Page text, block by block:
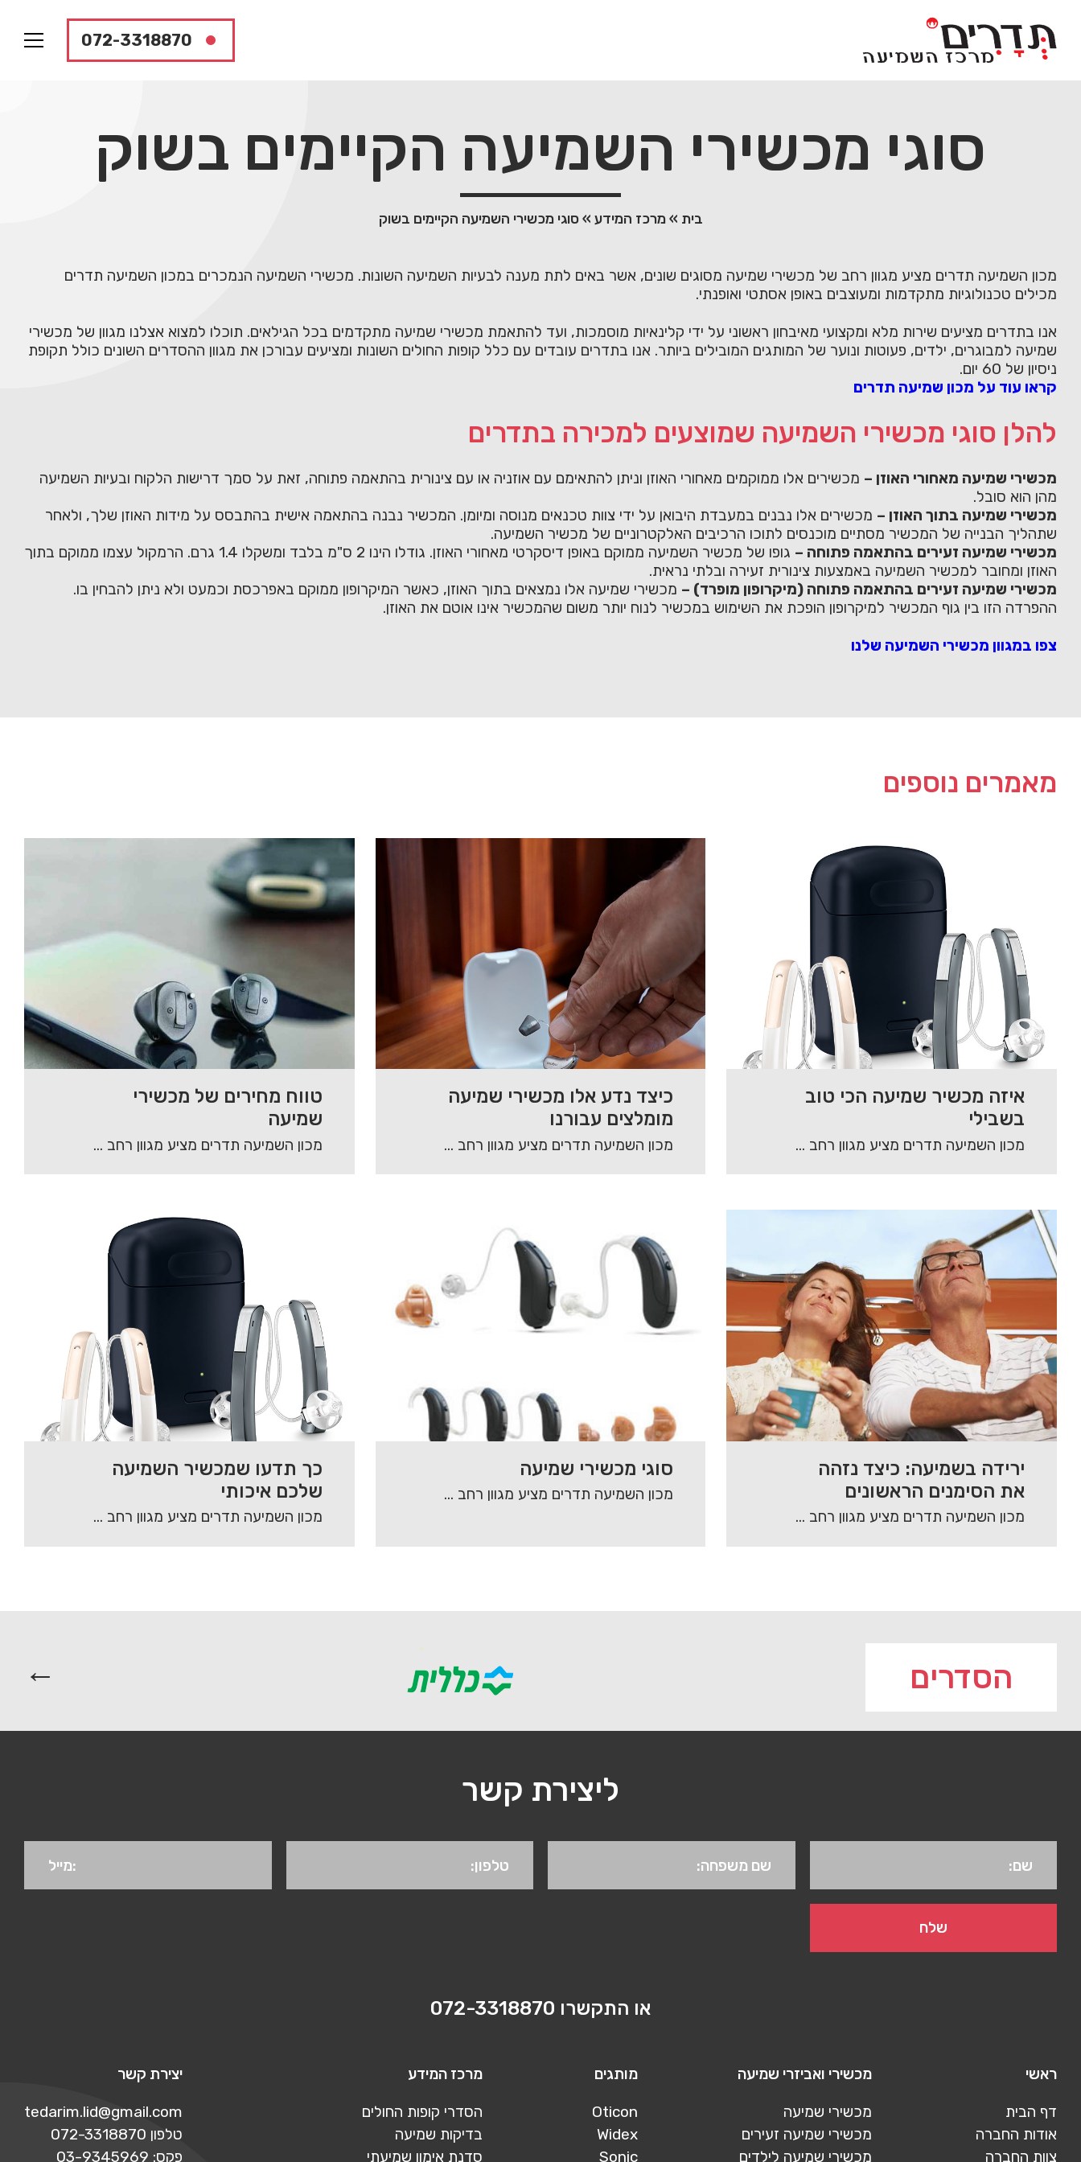
content
072-3318870
סוגי מכשירי השמיעה הקיימים בשוק
בית »מרכז המידע »סוגי מכשירי השמיעה הקיימים בשוק
מכון השמיעה תדרים מציע מגוון רחב של מכשירי שמיעה מסוגים שונים, אשר באים לתת מענה לבעיות השמיעה השונות. מכשירי השמיעה הנמכרים במכון השמיעה תדרים
מכילים טכנולוגיות מתקדמות ומעוצבים באופן אסתטי ואופנתי.
אנו בתדרים מציעים שירות מלא ומקצועי מאיבחון ראשוני על ידי קלינאיות מוסמכות, ועד להתאמת מכשירי שמיעה מתקדמים בכל הגילאים. תוכלו למצוא אצלנו מגוון של מכשירי
שמיעה למבוגרים, ילדים, פעוטות ונוער של המותגים המובילים ביותר. אנו בתדרים עובדים עם כלל קופות החולים השונות ומציעים עבורכן את מגוון ההסדרים השונים כולל תקופת
ניסיון של 60 יום.
קראו עוד על מכון שמיעה תדרים
להלן סוגי מכשירי השמיעה שמוצעים למכירה בתדרים
מכשירי שמיעה מאחורי האוזן – מכשירים אלו ממוקמים מאחורי האוזן וניתן להתאימם עם אוזניה או עם צינורית בהתאמה פתוחה, זאת על סמך דרישות הלקוח ובעיות השמיעה
מהן הוא סובל.
מכשירי שמיעה בתוך האוזן – מכשירים אלו נבנים במעבדת היבואן על ידי צוות טכנאים מנוסה ומיומן. המכשיר נבנה בהתאמה אישית בהתבסס על מידות האוזן שלך, ולאחר
שתהליך הבנייה של המכשיר מסתיים מוכנסים לתוכו הרכיבים האלקטרוניים של מכשיר השמיעה.
מכשירי שמיעה זעירים בהתאמה פתוחה –
גופו של מכשיר השמיעה ממוקם באופן דיסקרטי מאחורי האוזן. גודלו הינו 2 ס"מ בלבד ומשקלו 1.4 גרם. הרמקול עצמו ממוקם בתוך
האוזן ומחובר למכשיר השמיעה באמצעות צינורית זעירה ובלתי נראית.
מכשירי שמיעה זעירים בהתאמה פתוחה (מיקרופון מופרד) – מכשירי שמיעה אלו נמצאים בתוך האוזן, כאשר המיקרופון ממוקם באפרכסת וכמעט ולא ניתן להבחין בו.
ההפרדה הזו בין גוף המכשיר למיקרופון הופכת את השימוש במכשיר לנוח יותר משום שהמכשיר אינו אוטם את האוזן.
צפו במגוון מכשירי השמיעה שלנו
מאמרים נוספים
איזה מכשיר שמיעה הכי טוב
בשבילי
מכון השמיעה תדרים מציע מגוון רחב של מכשירי שמיעה מסוגים שונים, אשר באים לתת מענה…
כיצד נדע אלו מכשירי שמיעה
מומלצים עבורנו
מכון השמיעה תדרים מציע מגוון רחב של מכשירי שמיעה מסוגים שונים, אשר באים לתת מענה…
טווח מחירים של מכשירי
שמיעה
מכון השמיעה תדרים מציע מגוון רחב של מכשירי שמיעה מסוגים שונים, אשר באים לתת מענה…
ירידה בשמיעה: כיצד נזהה
את הסימנים הראשונים
מכון השמיעה תדרים מציע מגוון רחב של מכשירי שמיעה מסוגים שונים, אשר באים לתת מענה…
סוגי מכשירי שמיעה
מכון השמיעה תדרים מציע מגוון רחב של מכשירי שמיעה מסוגים שונים, אשר באים לתת מענה…
כך תדעו שמכשיר השמיעה
שלכם איכותי
מכון השמיעה תדרים מציע מגוון רחב של מכשירי שמיעה מסוגים שונים, אשר באים לתת מענה…
הסדרים
ליצירת קשר
או התקשרו 072-3318870
ראשי
דף הבית
אודות החברה
צוות החברה
מכשירי ואביזרי שמיעה
מכשירי שמיעה
מכשירי שמיעה זעירים
מכשירי שמיעה לילדים
מותגים
Oticon
Widex
Sonic
מרכז המידע
הסדרי קופות החולים
בדיקות שמיעה
סדנת אימון שמיעתי
יצירת קשר
tedarim.lid@gmail.com
טלפון 072-3318870
פקס: 03-9345969